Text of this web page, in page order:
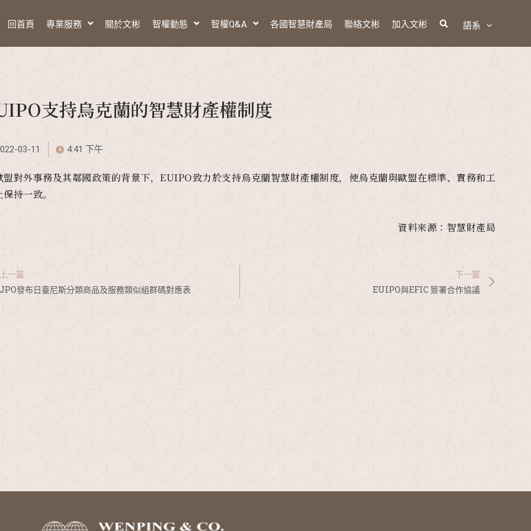
回首頁 專業服務 關於文彬 智權動態 智權Q&A 各國智慧財產局 聯絡文彬 加入文彬 語系
支持烏克蘭的智慧財產權制度
03-11 4:41 下午
盟對外事務及其鄰國政策的背景下，EUIPO致力於支持烏克蘭智慧財產權制度，使烏克蘭與歐盟在標準、實務和工
持一致。
資料來源：智慧財產局
上一篇
JPO發布日臺尼斯分類商品及服務類似組群碼對應表
下一篇
EUIPO與EFIC 簽署合作協議